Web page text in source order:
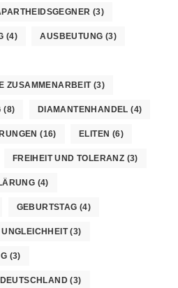
(3)
(4) AUSBEUTUNG (3)
ZUSAMMENARBEIT(3)
(8) DIAMANTENHANDEL (4)
(16) ELITEN (6)
FREIHEIT UND TOLERANZ (3)
(4)
GEBURTSTAG (4)
(3)
(3)
(3)